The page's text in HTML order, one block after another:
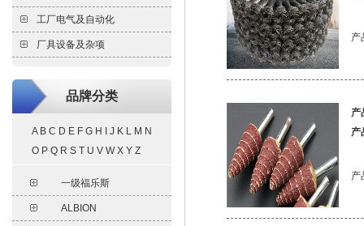
品牌分类
A B C D E F G H J K L M N
O P Q R S T U V W X Y Z
产
产
产
产